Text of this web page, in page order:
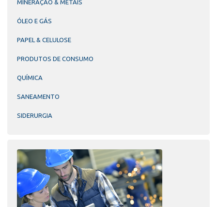
MINERAÇÃO & METAIS
ÓLEO E GÁS
PAPEL & CELULOSE
PRODUTOS DE CONSUMO
QUÍMICA
SANEAMENTO
SIDERURGIA